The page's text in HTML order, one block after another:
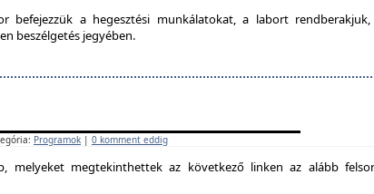
befejezzük a hegesztési munkálatokat, a labort
beszélgetés jegyében.
Programok | 0 komment eddig
melyeket megtekinthettek az következő linken az alább